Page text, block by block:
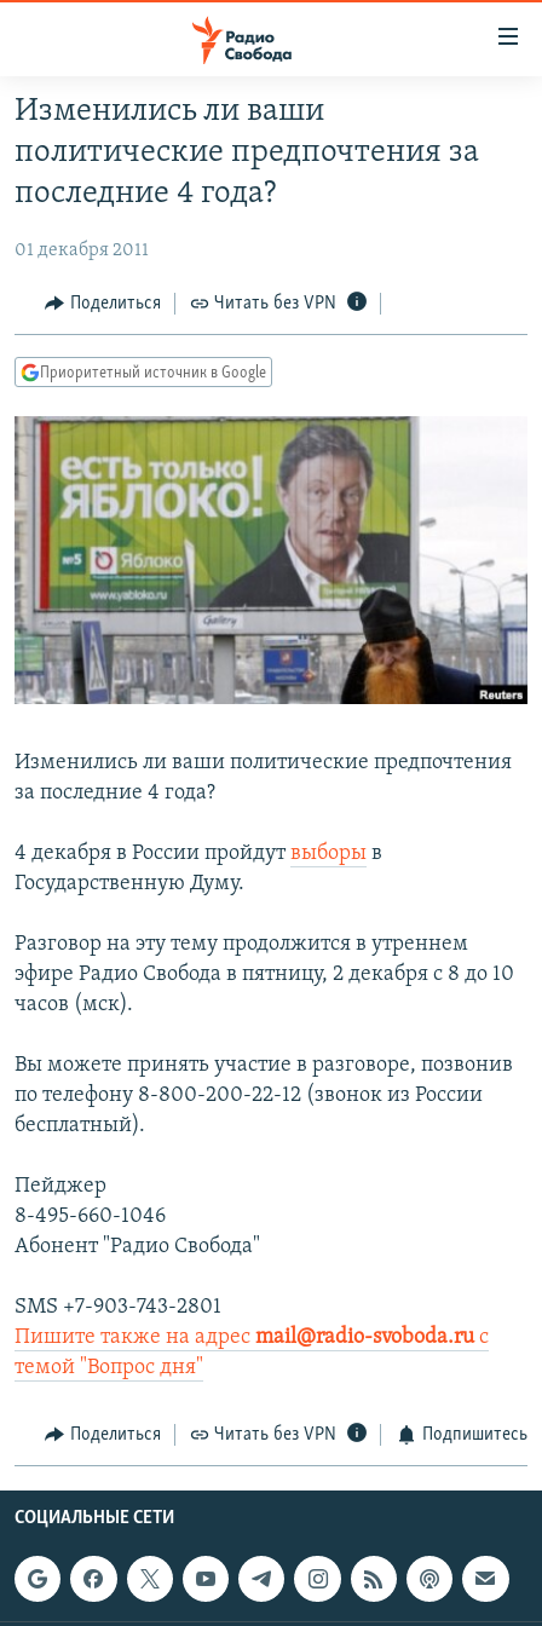
упрощенного
доступа
основному
Вернутся
главной
навигации
Вернутся
поиску
ЦИТАТЫ СВОБОДЫ
МНЕНИЯ
IDEL.РЕАЛИИ
КАВКАЗ.РЕАЛИИ
СЕВЕР.РЕАЛИИ
СИБИРЬ.РЕАЛИИ
РАСПИСАНИЕ ВЕЩАНИЯ
ПОДПИШИТЕСЬ НА РАССЫЛКУ
СОЦИАЛЬНЫЕ СЕТИ
Все сайты РСЕ/РС
Изменились ли ваши
политические предпочтения за
последние 4 года?
01 декабря 2011
Поделиться Читать без VPN
Приоритетный источник в Google
Изменились ли ваши политические предпочтения
за последние 4 года?
4 декабря в России пройдутвыборы в
Государственную Думу.
Разговор на эту тему продолжится в утреннем
эфире Радио Свобода в пятницу, 2 декабря с 8 до 10
часов (мск).
Вы можете принять участие в разговоре, позвонив
по телефону 8-800-200-22-12 (звонок из России
бесплатный).
Пейджер
8-495-660-1046
Абонент "Радио Свобода"
SMS +7-903-743-2801
Пишите также на адрес mail@radio-svoboda.ruс
темой "Вопрос дня"
Поделиться Читать без VPN Подпишитесь
СОЦИАЛЬНЫЕ СЕТИ